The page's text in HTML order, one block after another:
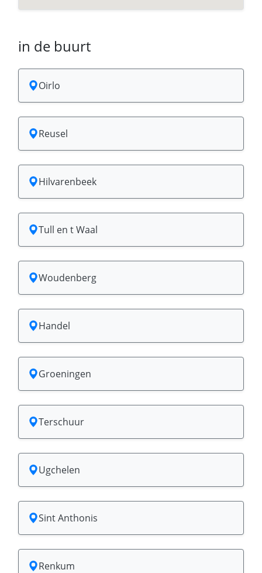
in de buurt
Oirlo
Reusel
Hilvarenbeek
Tull en t Waal
Woudenberg
Handel
Groeningen
Terschuur
Ugchelen
Sint Anthonis
Renkum